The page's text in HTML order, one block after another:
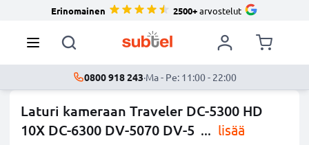
Erinomainen 2500+arvostelut
0800 918 243·Ma - Pe: 11:00 - 22:00
Laturi kameraan Traveler DC-5300 HD
10X DC-6300 DV-5070 DV-5 ... lisää